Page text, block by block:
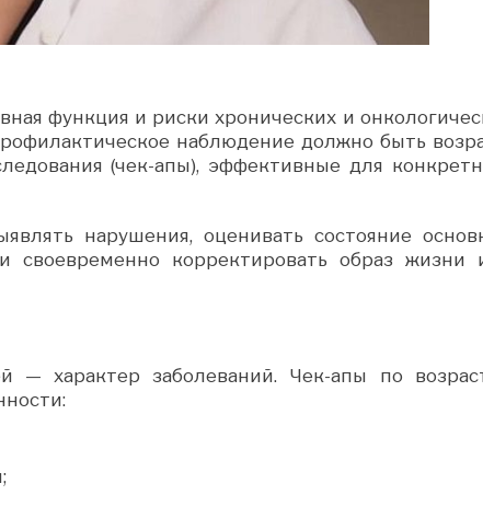
функция и риски хронических и
наблюдение должно быть
(чек-апы), эффективные для
нарушения, оценивать состояние
своевременно корректировать образ жизни
— характер заболеваний. Чек-апы по